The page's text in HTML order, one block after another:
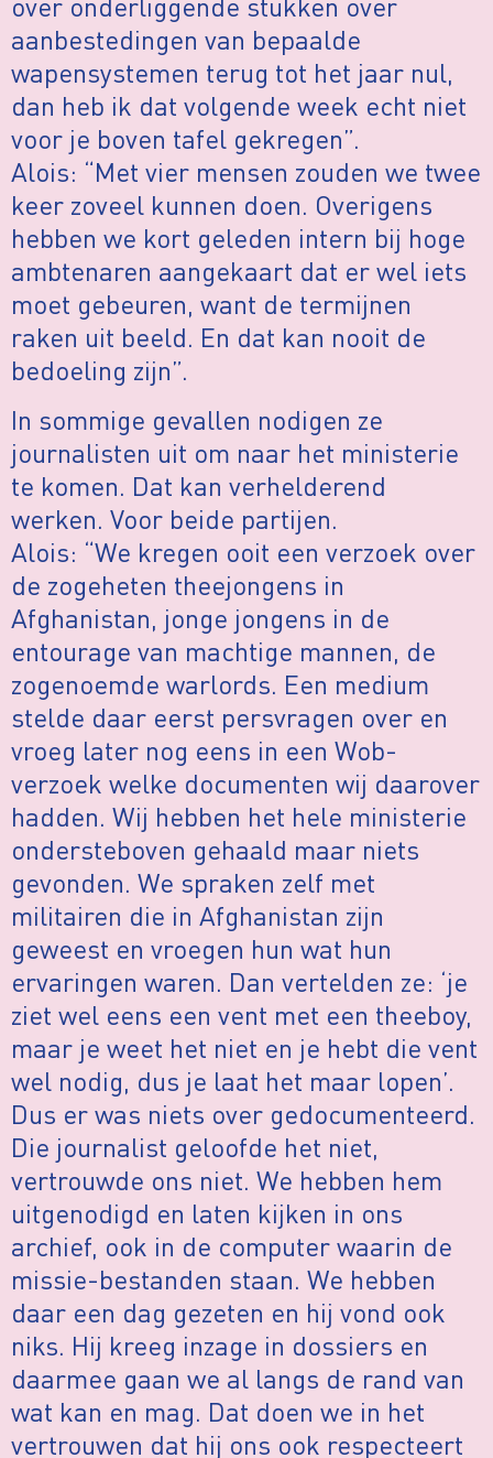
aanbestedingen van bepaalde
wapensystemen terug tot het jaar nul,
dan heb ik dat volgende week echt niet
voor je boven tafel gekregen”.
Alois: “Met vier mensen zouden we twee
keer zoveel kunnen doen. Overigens
hebben we kort geleden intern bij hoge
ambtenaren aangekaart dat er wel iets
moet gebeuren, want de termijnen
raken uit beeld. En dat kan nooit de
bedoeling zijn”.
In sommige gevallen nodigen ze
journalisten uit om naar het ministerie
te komen. Dat kan verhelderend
werken. Voor beide partijen.
Alois: “We kregen ooit een verzoek over
de zogeheten theejongens in
Afghanistan, jonge jongens in de
entourage van machtige mannen, de
zogenoemde warlords. Een medium
stelde daar eerst persvragen over en
vroeg later nog eens in een Wob-
verzoek welke documenten wij daarover
hadden. Wij hebben het hele ministerie
ondersteboven gehaald maar niets
gevonden. We spraken zelf met
militairen die in Afghanistan zijn
geweest en vroegen hun wat hun
ervaringen waren. Dan vertelden ze: ‘je
ziet wel eens een vent met een theeboy,
maar je weet het niet en je hebt die vent
wel nodig, dus je laat het maar lopen’.
Dus er was niets over gedocumenteerd.
Die journalist geloofde het niet,
vertrouwde ons niet. We hebben hem
uitgenodigd en laten kijken in ons
archief, ook in de computer waarin de
missie-bestanden staan. We hebben
daar een dag gezeten en hij vond ook
niks. Hij kreeg inzage in dossiers en
daarmee gaan we al langs de rand van
wat kan en mag. Dat doen we in het
vertrouwen dat hij ons ook respecteert